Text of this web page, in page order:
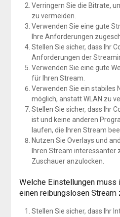
Verringern Sie die Bitrate,
zu vermeiden.
Verwenden Sie eine gute
Ihre Anforderungen
Stellen Sie sicher, dass Ihr
Anforderungen der
Verwenden Sie eine gute
für Ihren Stream.
Verwenden Sie ein stabiles
möglich, anstatt WLAN zu
Stellen Sie sicher, dass Ihr
ist und keine anderen
laufen, die Ihren Stream
Nutzen Sie Overlays und
Ihren Stream interessanter
Zuschauer anzulocken.
Welche Einstellungen muss
einen reibungslosen Stream
Stellen Sie sicher, dass Ihr